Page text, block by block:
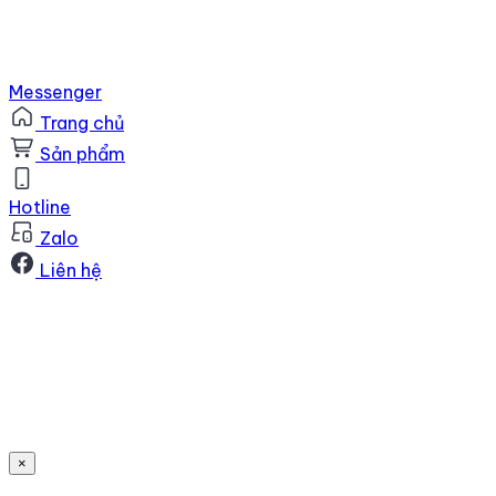
Messenger
Trang chủ
Sản phẩm
Hotline
Zalo
Liên hệ
×